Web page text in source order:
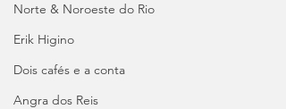
Norte & Noroeste do Rio
Erik Higino
Dois cafés e a conta
Angra dos Reis